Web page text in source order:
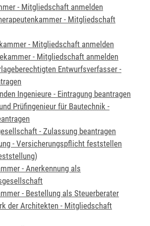
- Mitgliedschaft anmelden
- Mitgliedschaft
- Mitgliedschaft anmelden
- Mitgliedschaft anmelden
Entwurfsverfasser -
Ingenieure - Eintragung beantragen
Prüfingenieur für Bautechnik -
- Zulassung beantragen
- Versicherungspflicht feststellen
- Anerkennung als
- Bestellung als Steuerberater
der Architekten - Mitgliedschaft